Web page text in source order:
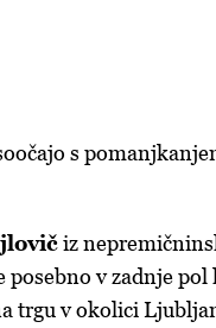
s
iz
v zadnje pol
trgu v okolici